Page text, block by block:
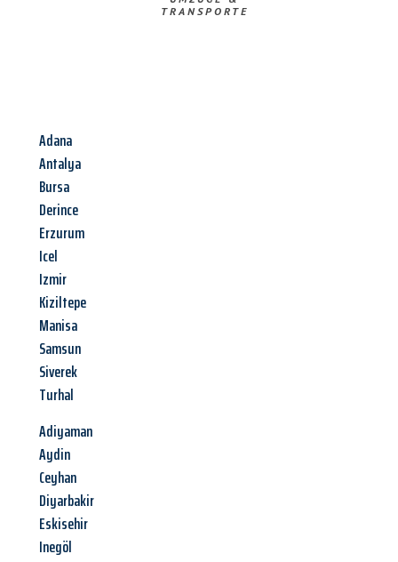
TRANSPORTE
Adana
Antalya
Bursa
Derince
Erzurum
Icel
Izmir
Kiziltepe
Manisa
Samsun
Siverek
Turhal
Adiyaman
Aydin
Ceyhan
Diyarbakir
Eskisehir
Inegöl